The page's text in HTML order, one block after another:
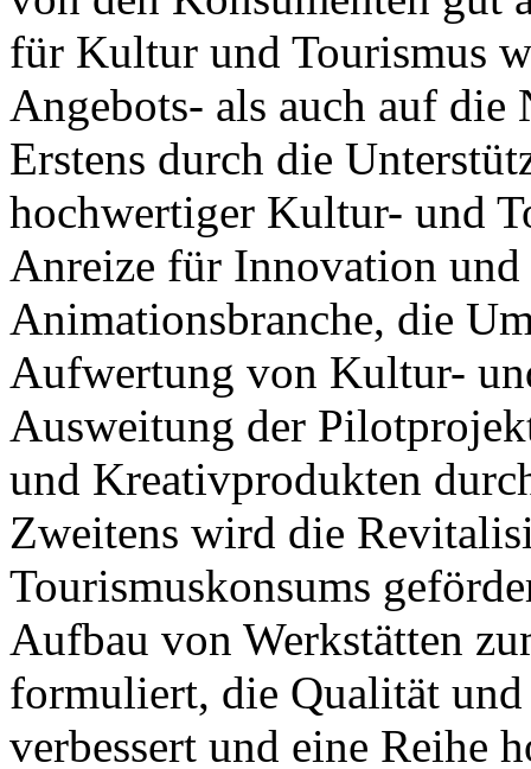
für Kultur und Tourismus
Angebots- als auch auf die
Erstens durch die
hochwertiger Kultur- und
Anreize für Innovation
Animationsbranche, die
Aufwertung von Kultur-
Ausweitung der
und Kreativprodukten
Zweitens wird die
Tourismuskonsums
Aufbau von Werkstätten
formuliert, die Qualität
verbessert und eine Reihe